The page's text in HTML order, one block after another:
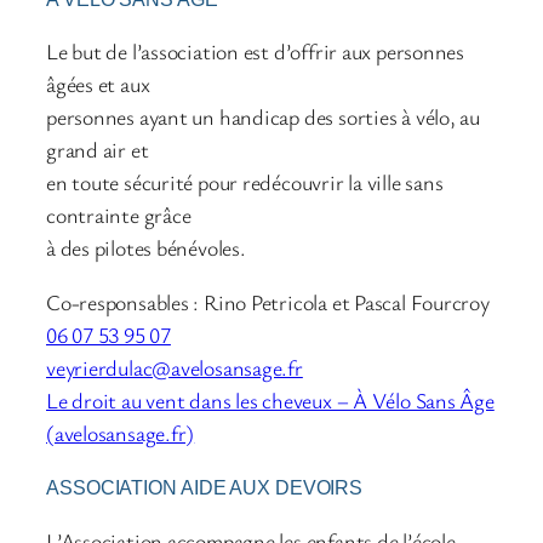
Le but de l’association est d’offrir aux personnes
âgées et aux
personnes ayant un handicap des sorties à vélo, au
grand air et
en toute sécurité pour redécouvrir la ville sans
contrainte grâce
à des pilotes bénévoles.
Co-responsables : Rino Petricola et Pascal Fourcroy
06 07 53 95 07
veyrierdulac@avelosansage.fr
Le droit au vent dans les cheveux – À Vélo Sans Âge
(avelosansage.fr)
ASSOCIATION AIDE AUX DEVOIRS